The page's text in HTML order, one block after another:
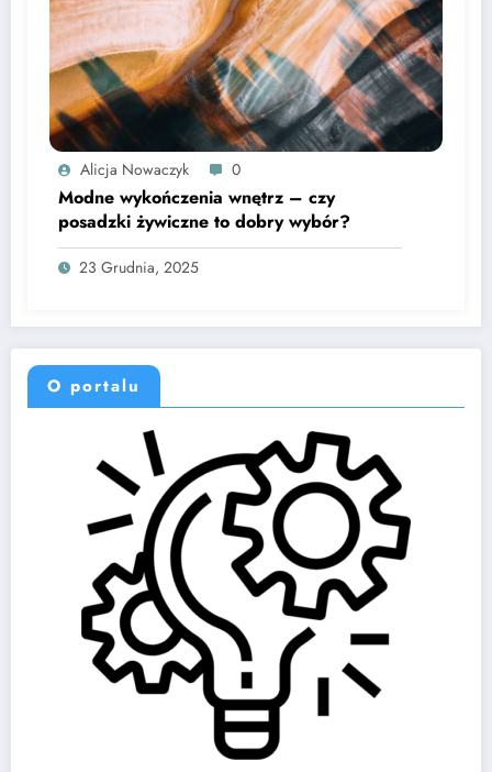
Alicja Nowaczyk 0
Modne wykończenia wnętrz – czy
posadzki żywiczne to dobry wybór?
23 Grudnia, 2025
Pracowniaa.pl to strona internetowa, na której znajdziesz pomysły,
inspiracje oraz poradniki dotyczące projektowania ogrodów oraz